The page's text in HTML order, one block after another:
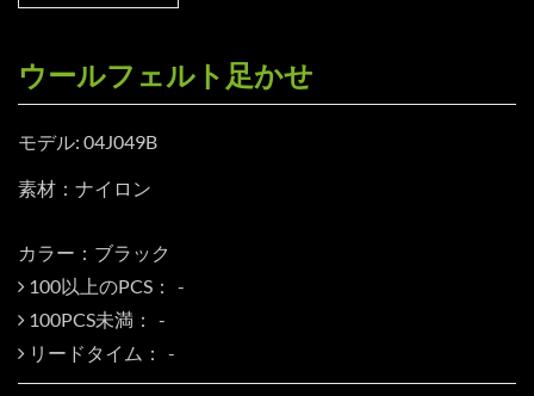
ウールフェルト足かせ
モデル: 04J049B
素材：ナイロン
カラー：ブラック
100以上のPCS：
100PCS未満：
リードタイム：